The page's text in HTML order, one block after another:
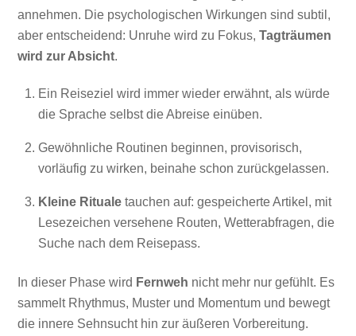
annehmen. Die psychologischen Wirkungen sind subtil,
aber entscheidend: Unruhe wird zu Fokus,Tagträumen
wird zur Absicht.
Ein Reiseziel wird immer wieder erwähnt, als würde
die Sprache selbst die Abreise einüben.
Gewöhnliche Routinen beginnen, provisorisch,
vorläufig zu wirken, beinahe schon zurückgelassen.
Kleine Rituale tauchen auf: gespeicherte Artikel, mit
Lesezeichen versehene Routen, Wetterabfragen, die
Suche nach dem Reisepass.
In dieser Phase wird Fernweh nicht mehr nur gefühlt. Es
sammelt Rhythmus, Muster und Momentum und bewegt
die innere Sehnsucht hin zur äußeren Vorbereitung.